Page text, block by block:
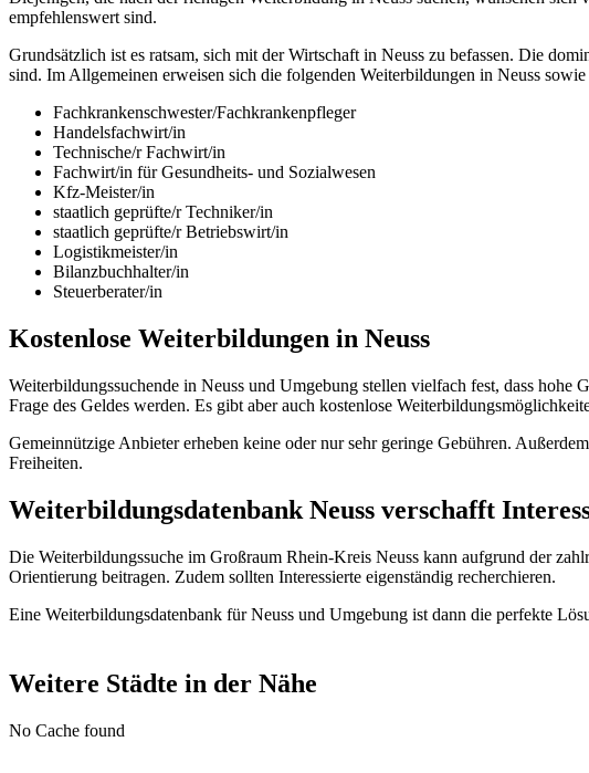
empfehlenswert sind.
Grundsätzlich ist es ratsam, sich mit der Wirtschaft in Neuss zu befassen. Die
sind. Im Allgemeinen erweisen sich die folgenden Weiterbildungen in Neuss sowie
Fachkrankenschwester/Fachkrankenpfleger
Handelsfachwirt/in
Technische/r Fachwirt/in
Fachwirt/in für Gesundheits- und Sozialwesen
Kfz-Meister/in
staatlich geprüfte/r Techniker/in
staatlich geprüfte/r Betriebswirt/in
Logistikmeister/in
Bilanzbuchhalter/in
Steuerberater/in
Kostenlose Weiterbildungen in Neuss
Weiterbildungssuchende in Neuss und Umgebung stellen vielfach fest, dass
Frage des Geldes werden. Es gibt aber auch kostenlose
Gemeinnützige Anbieter erheben keine oder nur sehr geringe Gebühren.
Freiheiten.
Weiterbildungsdatenbank Neuss verschafft
Die Weiterbildungssuche im Großraum Rhein-Kreis Neuss kann aufgrund der
Orientierung beitragen. Zudem sollten Interessierte eigenständig recherchieren.
Eine Weiterbildungsdatenbank für Neuss und Umgebung ist dann die perfekte
Weitere Städte in der Nähe
No Cache found